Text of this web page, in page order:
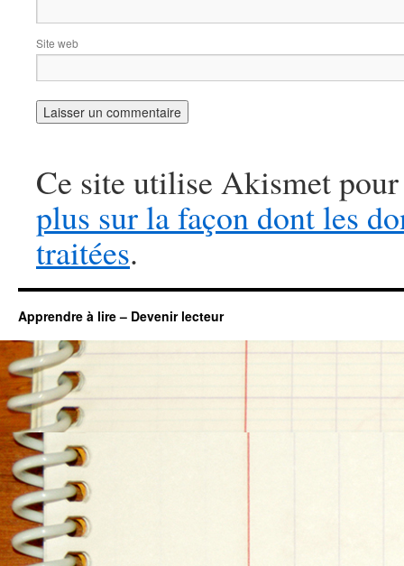
Site web
Ce site utilise Akismet
plus sur la façon dont les
traitées.
Apprendre à lire – Devenir lecteur